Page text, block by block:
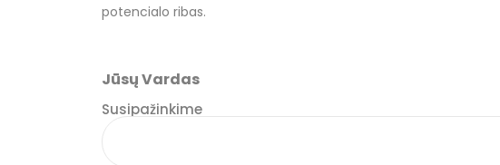
potencialo ribas.
Jūsų Vardas
Susipažinkime